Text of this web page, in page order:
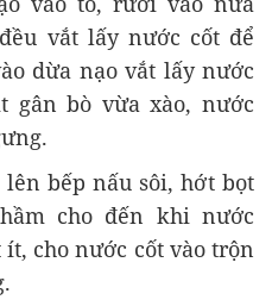
vắt lấy nước cốt để
dừa nạo vắt lấy nước
gân bò vừa xào, nước
bếp nấu sôi, hớt bọt
cho đến khi nước
cho nước cốt vào trộn